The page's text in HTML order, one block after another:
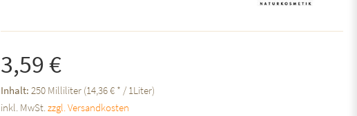
3,59 €
Inhalt:250 Milliliter (14,36 € * / 1Liter)
inkl. MwSt.zzgl. Versandkosten